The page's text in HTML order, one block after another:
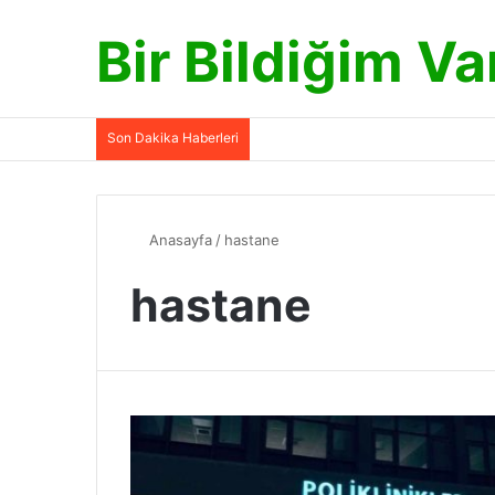
Bir Bildiğim
Son Dakika Haberleri
Anasayfa / hastane
hastane